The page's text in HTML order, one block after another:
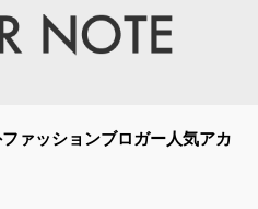
ァッションブロガー人気アカ